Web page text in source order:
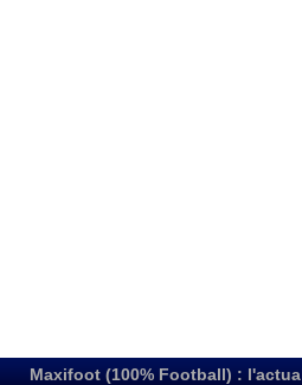
Maxifoot (100% Football) :